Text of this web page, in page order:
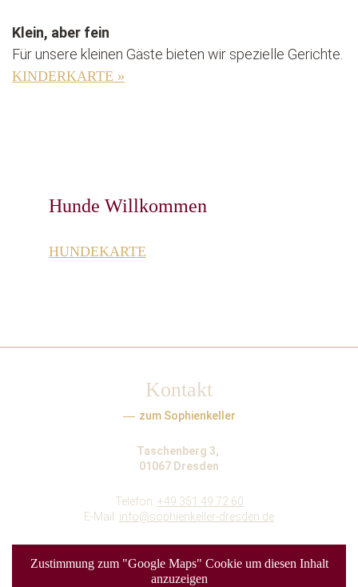
Klein, aber fein
Für unsere kleinen Gäste bieten wir spezielle Gerichte.
KINDERKARTE »
Hunde Willkommen
HUNDEKARTE
Kontakt
zum Sophienkeller
Taschenberg 3,
01067 Dresden
Telefon: +49 351 49 72 60
E-Mail: info@sophienkeller-dresden.de
Zustimmung zum "Google Maps" Cookie um diesen Inhalt
anzuzeigen